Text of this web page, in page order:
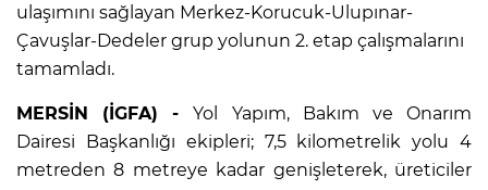
ulaşımını sağlayan Merkez-Korucuk-Ulupınar-
Çavuşlar-Dedeler grup yolunun 2. etap çalışmalarını
tamamladı.
MERSİN (İGFA) -Yol Yapım, Bakım ve Onarım
Dairesi Başkanlığı ekipleri; 7,5 kilometrelik yolu 4
metreden 8 metreye kadar genişleterek, üreticiler